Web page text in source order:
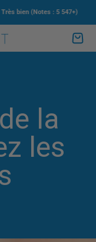
bien (Notes : 5 547+)
Panier
la
les